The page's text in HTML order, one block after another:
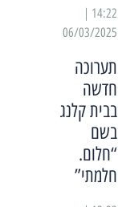
06/03/2025
תערוכה
חדשה
בבית קלנג
בשם
“חלום.
חלמתי”